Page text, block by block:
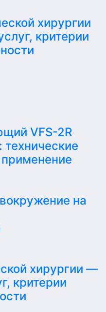
хирургии
критерии
VFS-2R
на
хирургии —
критерии